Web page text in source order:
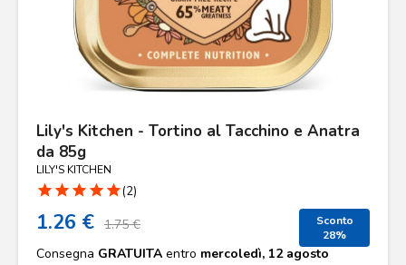
Lily's Kitchen - Tortino al Tacchino e Anatra
da 85g
LILY'S KITCHEN
star star star star star(2)
1.26 € 1.75 €
Sconto
28%
Consegna GRATUITA entro mercoledì, 12 agosto